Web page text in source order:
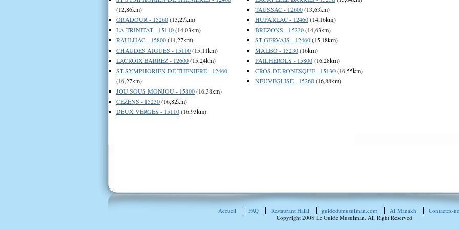
(12,86km)
ORADOUR - 15260(13,27km)
LA TRINITAT - 15110(14,03km)
RAULHAC - 15800(14,27km)
CHAUDES AIGUES - 15110(15,11km)
LACROIX BARREZ - 12600(15,24km)
ST SYMPHORIEN DE THENIERE - 12460
(16,27km)
JOU SOUS MONJOU - 15800(16,38km)
CEZENS - 15230(16,82km)
DEUX VERGES - 15110(16,93km)
TAUSSAC - 12600(13,63km)
HUPARLAC - 12460(14,16km)
BREZONS - 15230(14,63km)
ST GERVAIS - 12460(15,18km)
MALBO - 15230(16km)
PAILHEROLS - 15800(16,28km)
CROS DE RONESQUE - 15130(16,55km)
NEUVEGLISE - 15260(16,88km)
Accueil FAQ Restaurant Halal guidedumusulman.com Al Manakh
Contactez-
Copyright 2008 Le Guide Musulman. All Right Reserved